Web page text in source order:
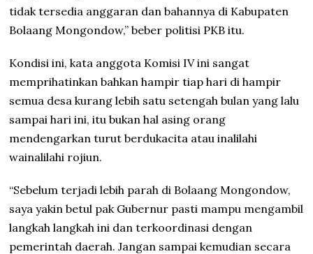
tidak tersedia anggaran dan bahannya di Kabupaten
Bolaang Mongondow,” beber politisi PKB itu.
Kondisi ini, kata anggota Komisi IV ini sangat
memprihatinkan bahkan hampir tiap hari di hampir
semua desa kurang lebih satu setengah bulan yang lalu
sampai hari ini, itu bukan hal asing orang
mendengarkan turut berdukacita atau inalilahi
wainalilahi rojiun.
“Sebelum terjadi lebih parah di Bolaang Mongondow,
saya yakin betul pak Gubernur pasti mampu mengambil
langkah langkah ini dan terkoordinasi dengan
pemerintah daerah. Jangan sampai kemudian secara